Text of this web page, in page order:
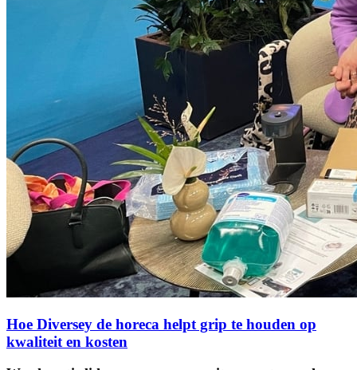
Hoe Diversey de horeca helpt grip te houden op
kwaliteit en kosten